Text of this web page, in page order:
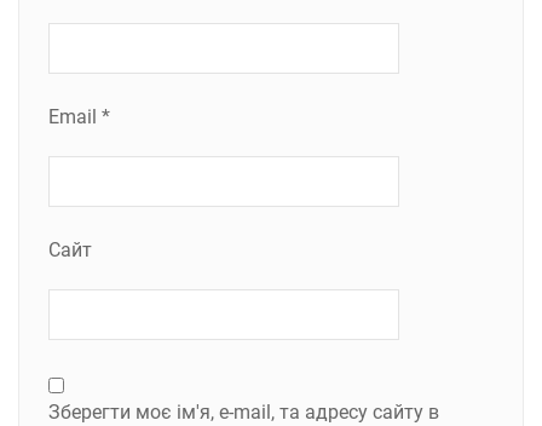
Email *
Сайт
Зберегти моє ім'я, e-mail, та адресу сайту в